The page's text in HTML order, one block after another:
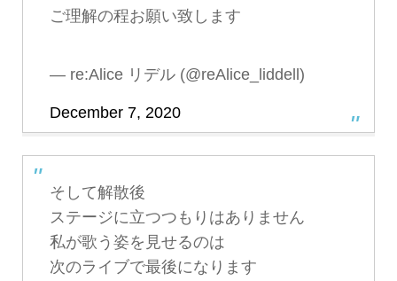
ご理解の程お願い致します
— re:Alice リデル (@reAlice_liddell)
December 7, 2020
そして解散後
ステージに立つつもりはありません
私が歌う姿を見せるのは
次のライブで最後になります